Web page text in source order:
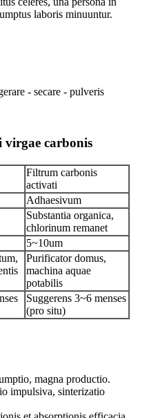
laboris minuuntur.
- secare - pulveris
carbonis
Filtrum carbonis
activati
Adhaesivum
Substantia organica,
chlorinum remanet
5~10um
Purificator domus,
machina aquae
potabilis
Suggerens 3~6 menses
(pro situ)
magna productio.
impulsiva, sinterizatio